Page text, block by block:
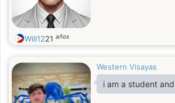
Will1221 años
Western Visayas
i am a student